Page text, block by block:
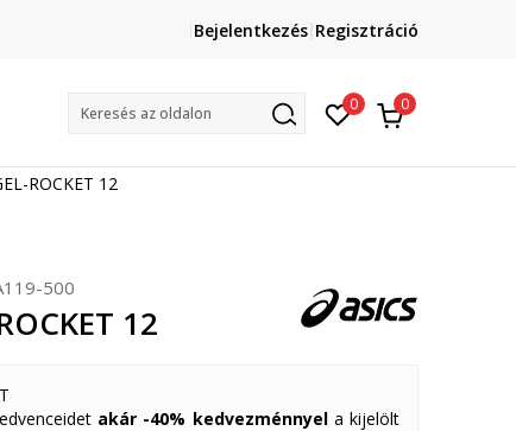
Lépj velünk kapcsolatba
online@sport-vision.huBejelentkezés Regisztráció
Keresés az oldalon 0 0
ROCKET 12
500
12
akár -40% kedvezménnyel a kijelölt